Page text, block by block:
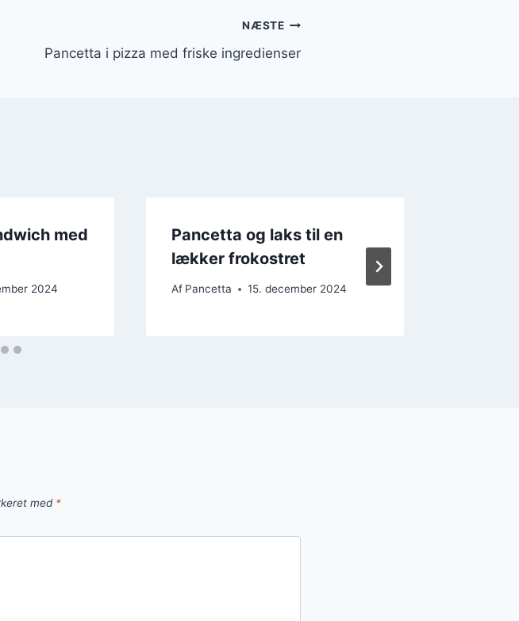
NÆSTE
Pancetta i pizza med friske ingredienser
med
2024
Pancetta og laks til en
lækker frokostret
Af Pancetta 15. december 2024
med *